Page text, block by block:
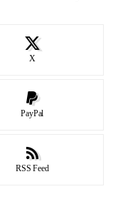
X
PayPal
RSS Feed